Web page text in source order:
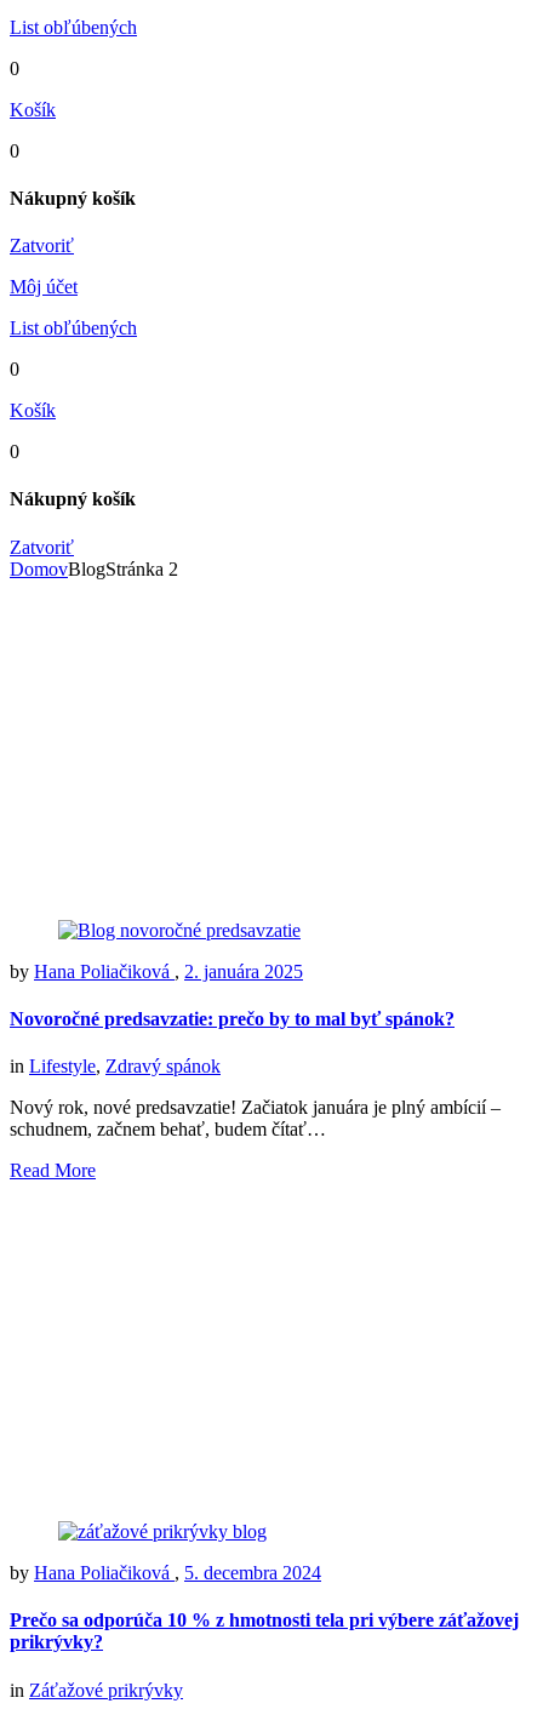
List obľúbených
0
Košík
0
Nákupný košík
Zatvoriť
Môj účet
List obľúbených
0
Košík
0
Nákupný košík
Zatvoriť
DomovBlogStránka 2
by Hana Poliačiková , 2. januára 2025
Novoročné predsavzatie: prečo by to mal byť spánok?
in Lifestyle, Zdravý spánok
Nový rok, nové predsavzatie! Začiatok januára je plný ambícií –
schudnem, začnem behať, budem čítať…
Read More
by Hana Poliačiková , 5. decembra 2024
Prečo sa odporúča 10 % z hmotnosti tela pri výbere záťažovej
prikrývky?
in Záťažové prikrývky